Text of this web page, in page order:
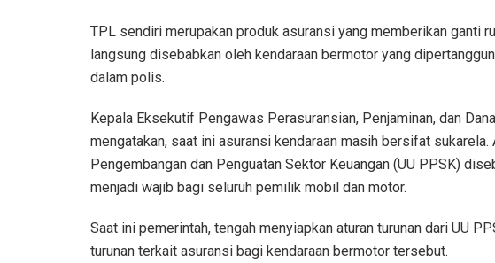
TPL sendiri merupakan produk asuransi yang memberikan ganti
langsung disebabkan oleh kendaraan bermotor yang
dalam polis.
Kepala Eksekutif Pengawas Perasuransian, Penjaminan, dan
mengatakan, saat ini asuransi kendaraan masih bersifat sukarela.
Pengembangan dan Penguatan Sektor Keuangan (UU PPSK)
menjadi wajib bagi seluruh pemilik mobil dan motor.
Saat ini pemerintah, tengah menyiapkan aturan turunan dari UU
turunan terkait asuransi bagi kendaraan bermotor tersebut.